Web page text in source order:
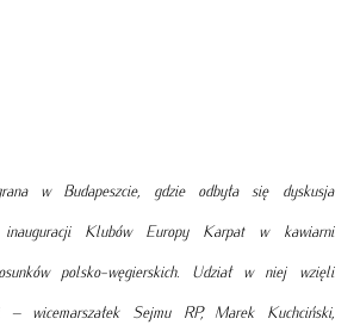
w Budapeszcie, gdzie odbyła się dyskusja
Klubów Europy Karpat w kawiarni
polsko-węgierskich. Udział w niej wzięli
– wicemarszałek Sejmu RP, Marek Kuchciński,